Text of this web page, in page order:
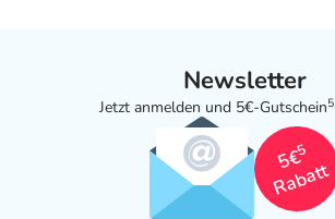
Newsletter
Jetzt anmelden und 5€-Gutschein5
5€
5
Rabatt